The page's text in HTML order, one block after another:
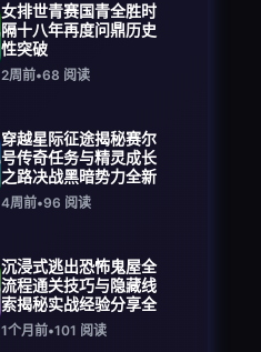
女排世青赛国青全胜时
隔十八年再度问鼎历史
性突破
2周前•68 阅读
穿越星际征途揭秘赛尔
号传奇任务与精灵成长
之路决战黑暗势力全新
4周前•96 阅读
沉浸式逃出恐怖鬼屋全
流程通关技巧与隐藏线
索揭秘实战经验分享全
1个月前•101 阅读